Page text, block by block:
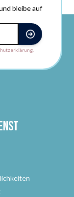
bleibe auf